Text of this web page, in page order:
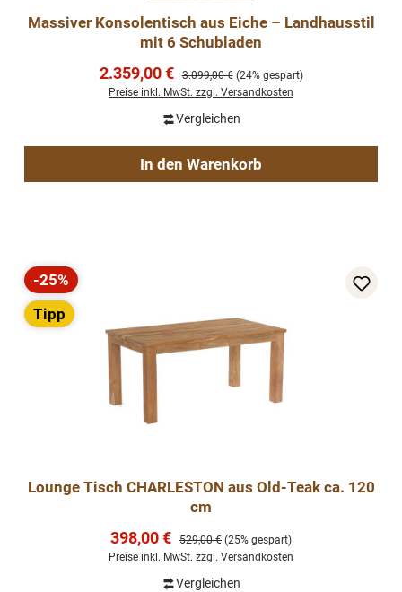
Massiver Konsolentisch aus Eiche – Landhausstil
mit 6 Schubladen
Verkaufspreis:
2.359,00 € Regulärer Preis:
3.099,00 € (24% gespart)
Preise inkl. MwSt. zzgl. Versandkosten
Vergleichen
In den Warenkorb
Rabatt
-25%
Tipp
Lounge Tisch CHARLESTON aus Old-Teak ca. 120
cm
Verkaufspreis:
398,00 € Regulärer Preis:
529,00 € (25% gespart)
Preise inkl. MwSt. zzgl. Versandkosten
Vergleichen